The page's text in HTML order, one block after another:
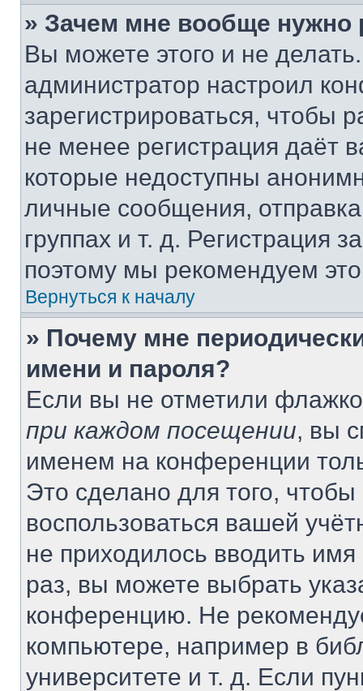
» Зачем мне вообще нужно
Вы можете этого и не
администратор настроил
зарегистрироваться, чтобы
не менее регистрация даёт
которые недоступны
личные сообщения,
группах и т. д. Регистрация
поэтому мы рекомендуем
Вернуться к началу
» Почему мне
имени и пароля?
Если вы не отметили
при каждом посещении, вы
именем на конференции
Это сделано для того, чтобы
воспользоваться вашей
не приходилось вводить
раз, вы можете выбрать
конференцию. Не
компьютере, например в
университете и т. д. Если